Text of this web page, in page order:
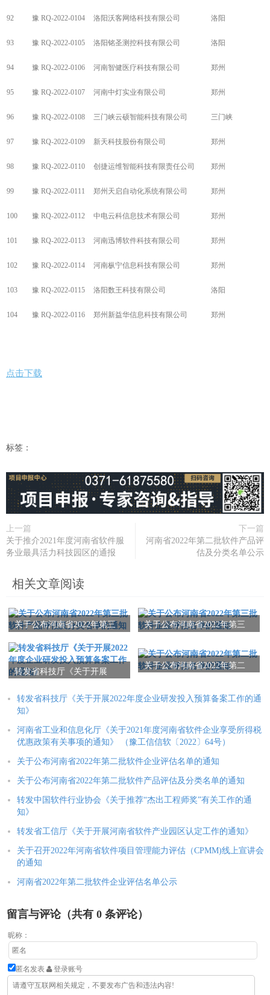
92 豫 RQ-2022-0104 洛阳沃客网络科技有限公司 洛阳
93 豫 RQ-2022-0105 洛阳铭圣测控科技有限公司 洛阳
94 豫 RQ-2022-0106 河南智健医疗科技有限公司 郑州
95 豫 RQ-2022-0107 河南中灯实业有限公司 郑州
96 豫 RQ-2022-0108 三门峡云硕智能科技有限公司 三门峡
97 豫 RQ-2022-0109 新天科技股份有限公司 郑州
98 豫 RQ-2022-0110 创捷运维智能科技有限责任公司 郑州
99 豫 RQ-2022-0111 郑州天启自动化系统有限公司 郑州
100 豫 RQ-2022-0112 中电云科信息技术有限公司 郑州
101 豫 RQ-2022-0113 河南迅博软件科技有限公司 郑州
102 豫 RQ-2022-0114 河南枞宁信息科技有限公司 郑州
103 豫 RQ-2022-0115 洛阳数王科技有限公司 洛阳
104 豫 RQ-2022-0116 郑州新益华信息科技有限公司 郑州
点击下载
标签：
上一篇
关于推介2021年度河南省软件服
务业最具活力科技园区的通报
下一篇
河南省2022年第二批软件产品评
估及分类名单公示
相关文章阅读
关于公布河南省2022年第三
的通知
关于公布河南省2022年第三
转发省科技厅《关于开展
备案工作的通知》
关于公布河南省2022年第二
转发省科技厅《关于开展2022年度企业研发投入预算备案工作的通
知》
河南省工业和信息化厅《关于2021年度河南省软件企业享受所得税
优惠政策有关事项的通知》 （豫工信信软〔2022〕64号）
关于公布河南省2022年第二批软件企业评估名单的通知
关于公布河南省2022年第二批软件产品评估及分类名单的通知
转发中国软件行业协会《关于推荐“杰出工程师奖”有关工作的通
知》
转发省工信厅《关于开展河南省软件产业园区认定工作的通知》
关于召开2022年河南省软件项目管理能力评估（CPMM)线上宣讲会
的通知
河南省2022年第二批软件企业评估名单公示
留言与评论（共有 0 条评论）
昵称：
匿名发表 登录账号